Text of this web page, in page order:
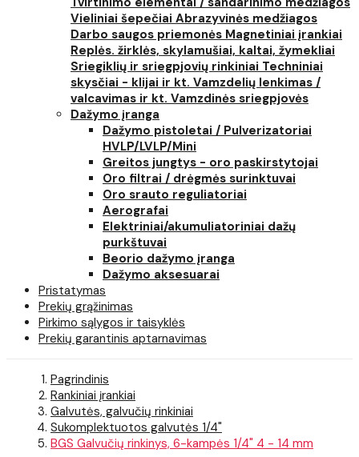
Vieliniai šepečiai Abrazyvinės medžiagos
Darbo saugos priemonės Magnetiniai įrankiai
Replės. žirklės, skylamušiai, kaltai, žymekliai
Sriegiklių ir sriegpjovių rinkiniai Techniniai
skysčiai - klijai ir kt. Vamzdelių lenkimas /
valcavimas ir kt. Vamzdinės sriegpjovės
Dažymo įranga
Dažymo pistoletai / Pulverizatoriai
HVLP/LVLP/Mini
Greitos jungtys - oro paskirstytojai
Oro filtrai / drėgmės surinktuvai
Oro srauto reguliatoriai
Aerografai
Elektriniai/akumuliatoriniai dažų
purkštuvai
Beorio dažymo įranga
Dažymo aksesuarai
Pristatymas
Prekių grąžinimas
Pirkimo sąlygos ir taisyklės
Prekių garantinis aptarnavimas
Pagrindinis
Rankiniai įrankiai
Galvutės, galvučių rinkiniai
Sukomplektuotos galvutės 1/4"
BGS Galvučių rinkinys, 6-kampės 1/4" 4 - 14 mm